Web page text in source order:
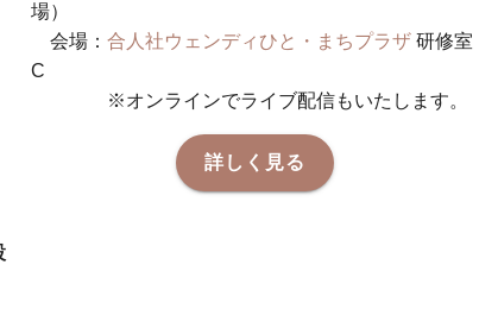
場）
会場：合人社ウェンディひと・まちプラザ 研修室
C
※オンラインでライブ配信もいたします。
詳しく見る